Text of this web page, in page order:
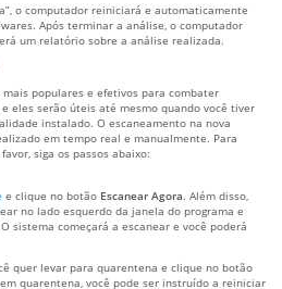
o computador reiniciará e automaticamente
Após terminar a análise, o computador
um relatório sobre a análise realizada.
populares e efetivos para combater
eles serão úteis até mesmo quando você tiver
instalado. O escaneamento na nova
em tempo real e manualmente. Para
siga os passos abaixo:
e clique no botão Escanear Agora. Além disso,
no lado esquerdo da janela do programa e
sistema começará a escanear e você poderá
quer levar para quarentena e clique no botão
quarentena, você pode ser instruído a reiniciar